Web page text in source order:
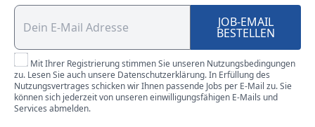
JOB-EMAIL
BESTELLEN
Mit Ihrer Registrierung stimmen Sie unseren Nutzungsbedingungen
zu. Lesen Sie auch unsere Datenschutzerklärung. In Erfüllung des
Nutzungsvertrages schicken wir Ihnen passende Jobs per E-Mail zu. Sie
können sich jederzeit von unseren einwilligungsfähigen E-Mails und
Services abmelden.